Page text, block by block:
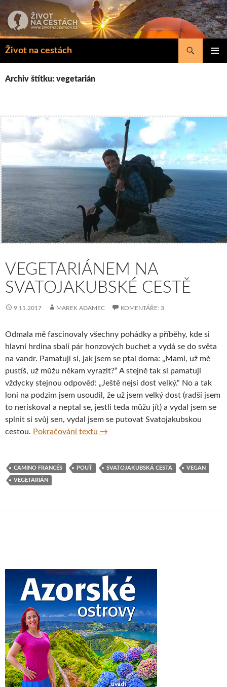
k
obsahu
Život na cestách
Hledat
Archiv štítku: vegetarián
VEGETARIÁNEM NA
SVATOJAKUBSKÉ CESTĚ
9.11.2017 MAREK ADAMEC KOMENTÁŘE: 3
Odmala mě fascinovaly všechny pohádky a příběhy, kde si
hlavní hrdina sbalí pár honzových buchet a vydá se do světa
na vandr. Pamatuji si, jak jsem se ptal doma: „Mami, už mě
pustíš, už můžu někam vyrazit?“ A stejně tak si pamatuji
vždycky stejnou odpověď: „Ještě nejsi dost velký.“ No a tak
loni na podzim jsem usoudil, že už jsem velký dost (radši jsem
to neriskoval a neptal se, jestli teda můžu jít) a vydal jsem se
splnit si svůj sen, vydal jsem se putovat Svatojakubskou
cestou. Pokračování textu Vegetariánem na Svatojakubské
→
CAMINO FRANCÉS POUŤ SVATOJAKUBSKÁ CESTA VEGAN
VEGETARIÁN